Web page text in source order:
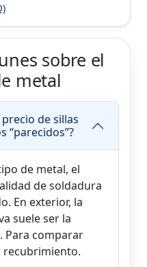
sobre el
metal
de sillas
“parecidos”?
de metal, el
de soldadura
En exterior, la
suele ser la
Para comparar
recubrimiento.